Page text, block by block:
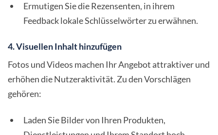
Ermutigen Sie die Rezensenten, in ihrem
Feedback lokale Schlüsselwörter zu erwähnen.
4. Visuellen Inhalt hinzufügen
Fotos und Videos machen Ihr Angebot attraktiver und
erhöhen die Nutzeraktivität. Zu den Vorschlägen
gehören:
Laden Sie Bilder von Ihren Produkten,